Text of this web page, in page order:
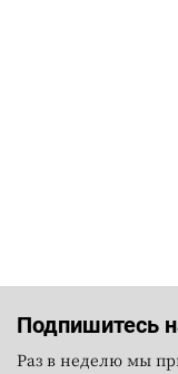
Подпишитесь
Раз в неделю мы